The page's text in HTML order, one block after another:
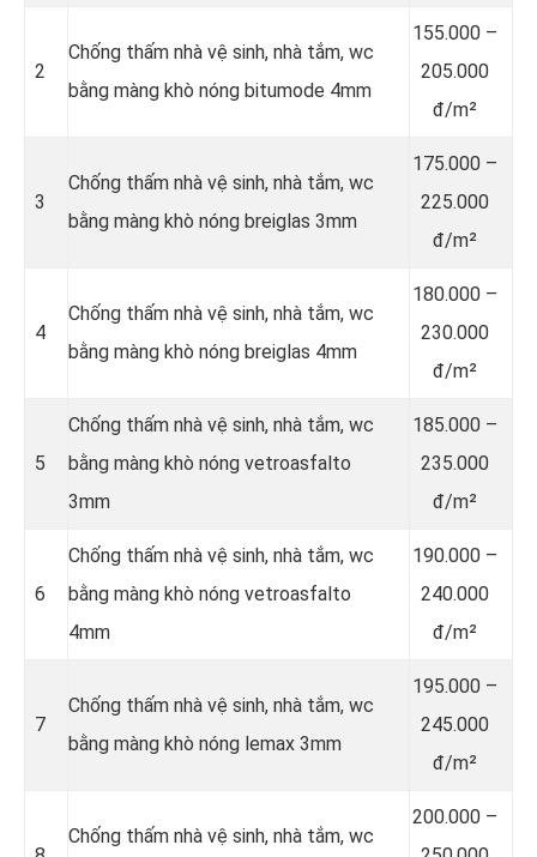
2
Chống thấm nhà vệ sinh, nhà tắm, wc
bằng màng khò nóng bitumode 4mm
155.000 –
205.000
đ/m²
3
Chống thấm nhà vệ sinh, nhà tắm, wc
bằng màng khò nóng breiglas 3mm
175.000 –
225.000
đ/m²
4
Chống thấm nhà vệ sinh, nhà tắm, wc
bằng màng khò nóng breiglas 4mm
180.000 –
230.000
đ/m²
5
Chống thấm nhà vệ sinh, nhà tắm, wc
bằng màng khò nóng vetroasfalto
3mm
185.000 –
235.000
đ/m²
6
Chống thấm nhà vệ sinh, nhà tắm, wc
bằng màng khò nóng vetroasfalto
4mm
190.000 –
240.000
đ/m²
7
Chống thấm nhà vệ sinh, nhà tắm, wc
bằng màng khò nóng lemax 3mm
195.000 –
245.000
đ/m²
Chống thấm nhà vệ sinh, nhà tắm, wc
200.000 –